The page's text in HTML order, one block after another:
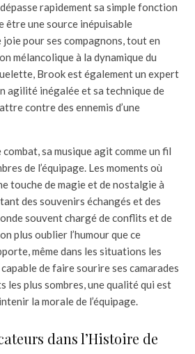
rapidement sa simple fonction
être une source inépuisable
joie pour ses compagnons, tout en
mélancolique à la dynamique du
Brook est également un expert
agilité inégalée et sa technique de
contre des ennemis d’une
sa musique agit comme un fil
de l’équipage. Les moments où
touche de magie et de nostalgie à
des souvenirs échangés et des
souvent chargé de conflits et de
plus oublier l’humour que ce
même dans les situations les
de faire sourire ses camarades
les plus sombres, une qualité qui est
la morale de l’équipage.
dans l’Histoire de